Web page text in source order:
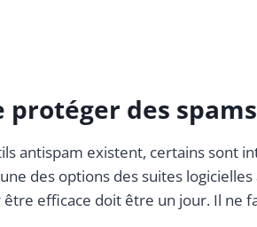
protéger des
antispam existent, certains sont
des options des suites
efficace doit être un jour. Il ne